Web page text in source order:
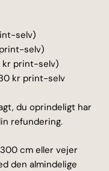
selv)
print-selv)
kr print-selv)
kr print-selv
du oprindeligt har
refundering.
cm eller vejer
den almindelige